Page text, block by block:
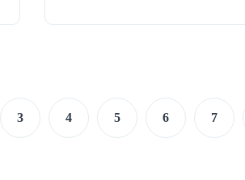
3 4 5 6 7